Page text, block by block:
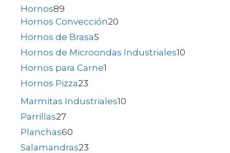
Hornos89
Hornos Convección20
Hornos de Brasa5
Hornos de Microondas Industriales10
Hornos para Carne1
Hornos Pizza23
Marmitas Industriales10
Parrillas27
Planchas60
Salamandras23